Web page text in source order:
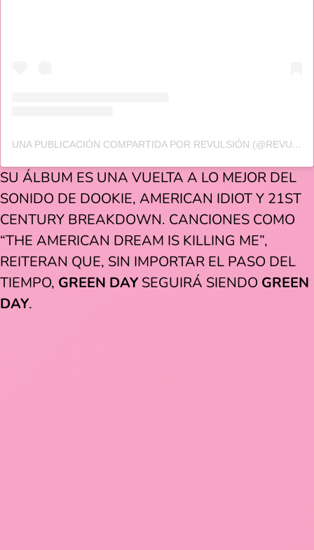
UNA PUBLICACIÓN COMPARTIDA POR REVULSIÓN (@REVULSION.MX)
SU ÁLBUM ES UNA VUELTA A LO MEJOR DEL
SONIDO DE DOOKIE, AMERICAN IDIOT Y 21ST
CENTURY BREAKDOWN. CANCIONES COMO
“THE AMERICAN DREAM IS KILLING ME”,
REITERAN QUE, SIN IMPORTAR EL PASO DEL
TIEMPO, GREEN DAY SEGUIRÁ SIENDO GREEN
DAY.